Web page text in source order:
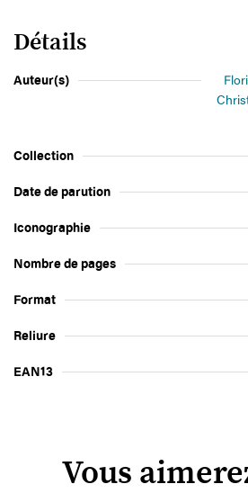
Détails
Auteur(s)
Collection
Date de parution
Iconographie
Nombre de pages
Format
Reliure
EAN13
Vous